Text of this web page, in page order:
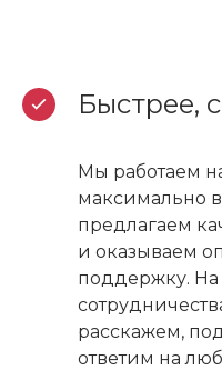
Быстрее,
Мы работаем
максимально
предлагаем
и оказываем
поддержку.
расскажем,
ответим на